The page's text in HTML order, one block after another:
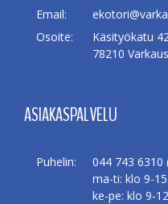
Email:
Osoite:
Käsityökatu
78210 Varkaus
ASIAKASPALVELU
Puhelin:
044 743 6310
ma-ti: klo 9-15
ke-pe: klo 9-12